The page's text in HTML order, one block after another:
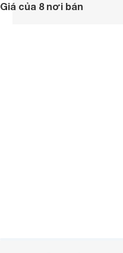
Giá của 8 nơi bán